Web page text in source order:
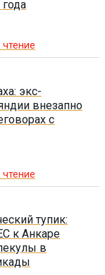
экс-
внезапно
с
тупик:
к Анкаре
в